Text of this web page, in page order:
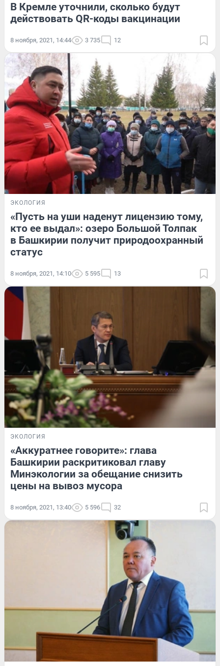
В Кремле уточнили, сколько будут
действовать QR-коды вакцинации
8 ноября, 2021, 14:44 3 735 12
ЭКОЛОГИЯ
«Пусть на уши наденут лицензию тому,
кто ее выдал»: озеро Большой Толпак
в Башкирии получит природоохранный
статус
8 ноября, 2021, 14:10 5 595 13
ЭКОЛОГИЯ
«Аккуратнее говорите»: глава
Башкирии раскритиковал главу
Минэкологии за обещание снизить
цены на вывоз мусора
8 ноября, 2021, 13:40 5 596 32